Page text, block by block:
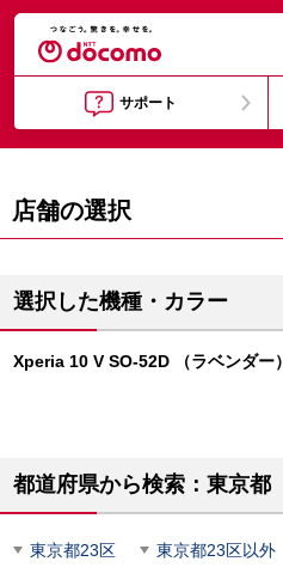
サポート
店舗の選択
選択した機種・カラー
Xperia 10 V SO-52D （ラベンダー）
都道府県から検索：東京都
東京都23区 東京都23区以外